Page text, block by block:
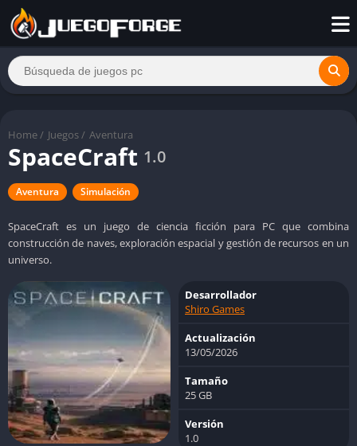
Home / Juegos / Aventura
SpaceCraft 1.0
Aventura Simulación
SpaceCraft es un juego de ciencia ficción para PC que combina
construcción de naves, exploración espacial y gestión de recursos en un
universo.
Desarrollador
Shiro Games
Actualización
13/05/2026
Tamaño
25 GB
Versión
1.0